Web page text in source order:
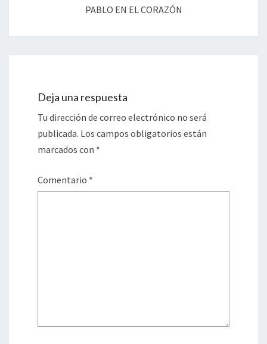
PABLO EN EL CORAZÓN
Deja una respuesta
Tu dirección de correo electrónico no será
publicada. Los campos obligatorios están
marcados con *
Comentario *